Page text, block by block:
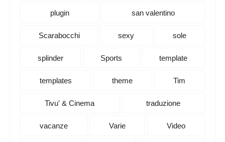
plugin san valentino
Scarabocchi sexy sole
splinder Sports template
templates theme Tim
Tivu' & Cinema traduzione
vacanze Varie Video